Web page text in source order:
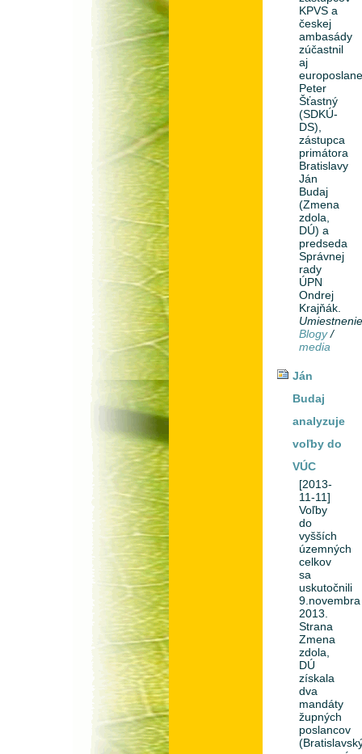
KPVS a
českej
ambasády
zúčastnil
aj
Peter
Šťastný
(SDKÚ-
DS),
zástupca
primátora
Bratislavy
Ján
Budaj
(Zmena
zdola,
DÚ) a
predseda
Správnej
rady
ÚPN
Ondrej
Krajňák.
Blogy /
media
Ján
Budaj
analyzuje
voľby do
VÚC
[2013-
11-11]
Voľby
do
vyšších
územných
celkov
sa
uskutočnili
9.novembra
2013.
Strana
Zmena
zdola,
DÚ
získala
dva
mandáty
župných
poslancov